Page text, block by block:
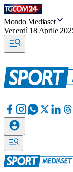
Mondo Mediaset
Venerdì 18 Aprile